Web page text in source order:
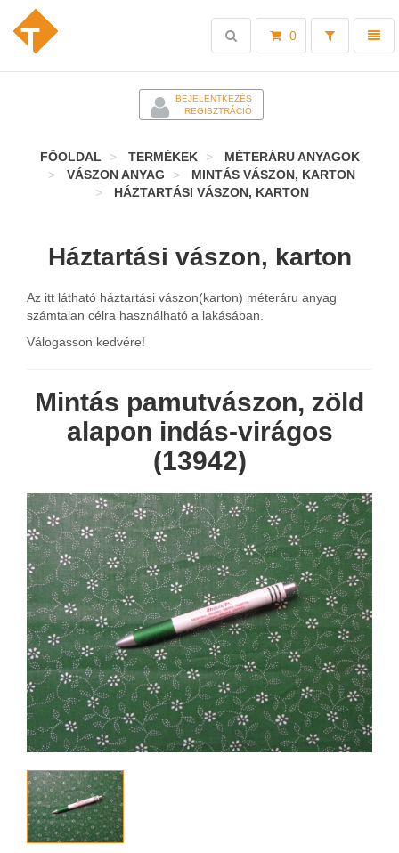
Toggle
0
Toggle
search
BEJELENTKEZÉS
REGISZTRÁCIÓ
FŐOLDAL TERMÉKEK
MÉTERÁRU ANYAGOK
VÁSZON ANYAG
MINTÁS VÁSZON, KARTON
HÁZTARTÁSI VÁSZON, KARTON
Háztartási vászon, karton
Az itt látható háztartási vászon(karton) méteráru anyag
számtalan célra használható a lakásában.
Válogasson kedvére!
Mintás pamutvászon, zöld
alapon indás-virágos
(13942)